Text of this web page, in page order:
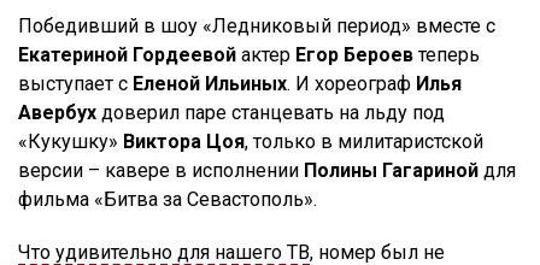
Победивший в шоу «Ледниковый период» вместе с
Екатериной Гордеевой актер Егор Бероевтеперь
выступает с Еленой Ильиных. И хореограф Илья
Авербух доверил паре станцевать на льду под
«Кукушку» Виктора Цоя, только в милитаристской
версии – кавере в исполнении Полины Гагариной для
фильма «Битва за Севастополь».
Что удивительно для нашего ТВ, номер был не